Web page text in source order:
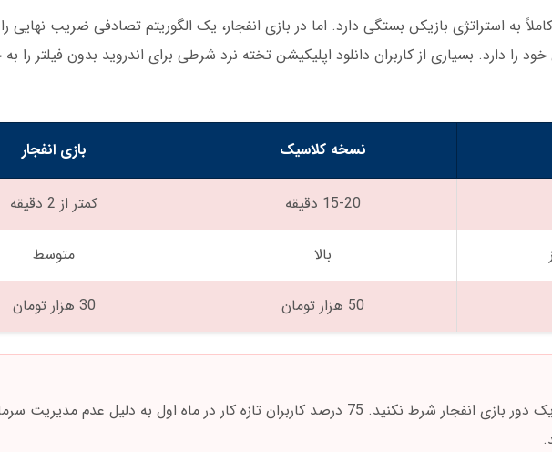
به استراتژی بازیکن بستگی دارد. اما در بازی انفجار، یک الگوریتم تصادفی ضریب
را دارد. بسیاری از کاربران دانلود اپلیکیشن تخته نرد شرطی برای اندروید بدون فیلتر را
نسخه کلاسیک بازی انفجار
15-20 دقیقه کمتر از 2 دقیقه
بالا متوسط
50 هزار تومان 30 هزار تومان
هرگز تمام سرمایه خود را در یک دور بازی انفجار شرط نکنید. 75 درصد کاربران تازه کار در ماه اول به دلیل عدم